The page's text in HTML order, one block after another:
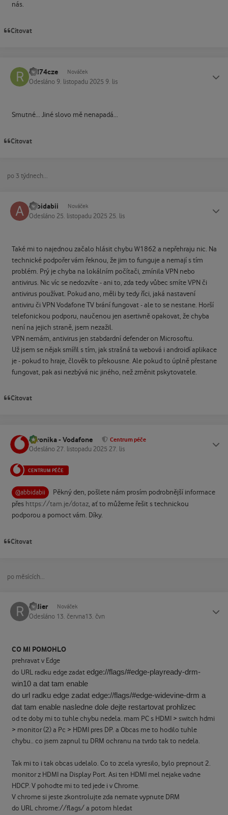
nás.
Citovat
red74cze Nováček
Odesláno 9. listopadu 2025 9. lis
Smutné... Jiné slovo mě nenapadá...
Citovat
po 3 týdnech...
abbidabii Nováček
Odesláno 25. listopadu 2025 25. lis
Také mi to najednou začalo hlásit chybu W1862 a nepřehraju nic. Na
technické podpořer vám řeknou, že jim to funguje a nemají s tím
problém. Prý je chyba na lokálním počítači, zmínila VPN nebo
antivirus. Nic víc se nedozvíte - ani to, zda tedy vůbec smíte VPN či
antivirus používat. Pokud ano, měli by tedy říci, jaká nastavení
antiviru či VPN Vodafone TV brání fungovat - ale to se nestane. Horší
telefonickou podporu, naučenou jen asertivně opakovat, že chyba
není na jejich straně, jsem nezažil.
VPN nemám, antivirus jen stabdardní defender on Microsoftu.
Už jsem se nějak smířil s tím, jak strašná ta webová i androidí aplikace
je - pokud to hraje, člověk to překousne. Ale pokud to úplně přestane
fungovat, pak asi nezbývá nic jiného, než změnit pskytovatele.
Citovat
Veronika - Vodafone Centrum péče
Odesláno 27. listopadu 2025 27. lis
CENTRUM PÉČE
@abbidabii
Pěkný den, pošlete nám prosím podrobnější informace
přes https://tam.je/dotaz, ať to můžeme řešit s technickou
podporou a pomoct vám. Díky.
Citovat
po měsících...
rodier Nováček
Odesláno 13. června13. čvn
CO MI POMOHLO
prehravat v Edge
do URL radku edge zadatedge://flags/#edge-playready-drm-
win10 a dat tam enable
do url radku edge zadat edge://flags/#edge-widevine-drm a
dat tam enable nasledne dole dejte restartovat prohlizec
od te doby mi to tuhle chybu nedela. mam PC s HDMI > switch hdmi
> monitor (2) a Pc > HDMI pres DP. a Obcas me to hodilo tuhle
chybu.. co jsem zapnul tu DRM ochranu na tvrdo tak to nedela.
Tak mi to i tak obcas udelalo. Co to zcela vyresilo, bylo prepnout 2.
monitor z HDMI na Display Port. Asi ten HDMI mel nejake vadne
HDCP. V pohodte mi to ted jede i v Chrome.
V chrome si jeste zkontrolujte zda nemate vypnute DRM
do URL chrome://flags/ a potom hledat